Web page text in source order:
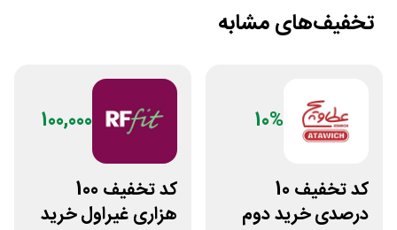
تخفیف‌های مشابه
10%
کد تخفیف 10
درصدی خرید دوم
100,000
کد تخفیف 100
هزاری غیراول خرید